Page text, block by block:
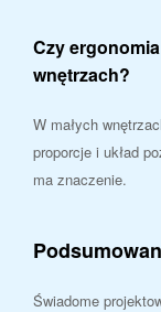
Czy
wnętrzach?
W małych
proporcje i układ
ma znaczenie.
Świadome